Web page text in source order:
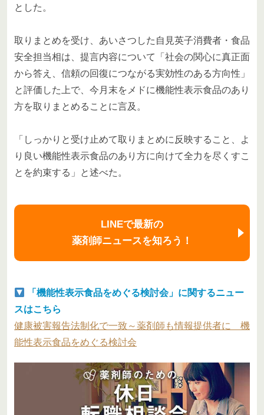
とした。
取りまとめを受け、あいさつした自見英子消費者・食品
安全担当相は、提言内容について「社会の関心に真正面
から答え、信頼の回復につながる実効性のある方向性」
と評価した上で、今月末をメドに機能性表示食品のあり
方を取りまとめることに言及。
「しっかりと受け止めて取りまとめに反映すること、よ
り良い機能性表示食品のあり方に向けて全力を尽くすこ
とを約束する」と述べた。
LINEで最新の
薬剤師ニュースを知ろう！
「機能性表示食品をめぐる検討会」に関するニュー
スはこちら
健康被害報告法制化で一致～薬剤師も情報提供者に 機
能性表示食品をめぐる検討会